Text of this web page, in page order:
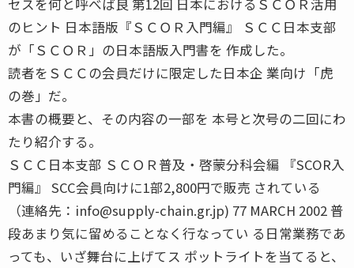
のヒント 日本語版『ＳＣＯＲ入門編』 ＳＣＣ日本支部
が「ＳＣＯＲ」の日本語版入門書を 作成した。
読者をＳＣＣの会員だけに限定した日本企 業向け「虎
の巻」だ。
本書の概要と、その内容の一部を 本号と次号の二回にわ
たり紹介する。
ＳＣＣ日本支部 ＳＣＯＲ普及・啓蒙分科会編 『SCOR入
門編』 SCC会員向けに1部2,800円で販売 されている
（連絡先：info@supply-chain.gr.jp) 77 MARCH 2002 普
段あまり気に留めることなく行なってい る日常業務であ
っても、いざ舞台に上げてス ポットライトを当てると、